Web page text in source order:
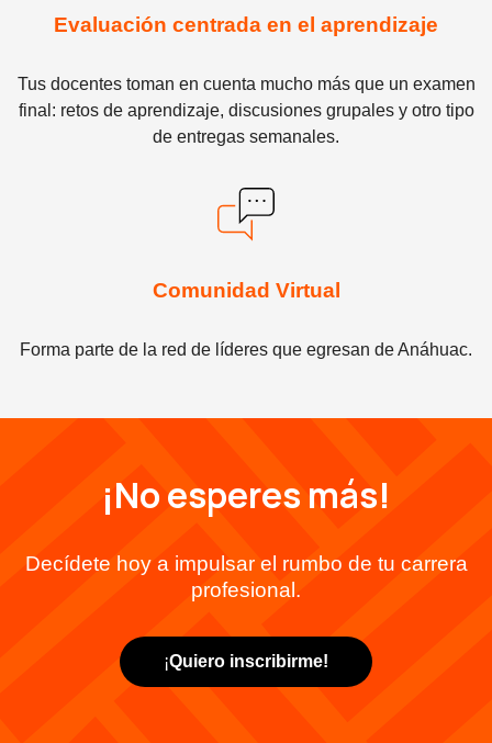
Evaluación centrada en el aprendizaje
Tus docentes toman en cuenta mucho más que un examen
final: retos de aprendizaje, discusiones grupales y otro tipo
de entregas semanales.
Comunidad Virtual
Forma parte de la red de líderes que egresan de Anáhuac.
¡No esperes más!
Decídete hoy a impulsar el rumbo de tu carrera
profesional.
¡Quiero inscribirme!